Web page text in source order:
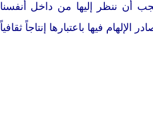
أن ننظر إليها من داخل أنفسنا
فيها باعتبارها إنتاجاً ثقافياً